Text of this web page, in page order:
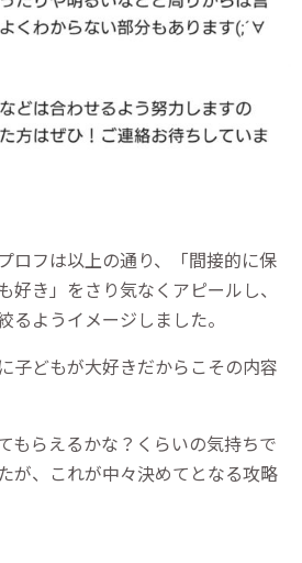
ロフは以上の通り、「間接的に保
好き」をさり気なくアピールし、
るようイメージしました。
子どもが大好きだからこその内容
もらえるかな？くらいの気持ちで
が、これが中々決めてとなる攻略